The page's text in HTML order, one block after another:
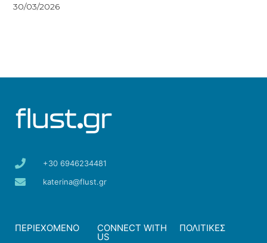
30/03/2026
+30 6946234481
katerina@flust.gr
ΠΕΡΙΕΧΟΜΕΝΟ CONNECT WITH
US
ΠΟΛΙΤΙΚΕΣ